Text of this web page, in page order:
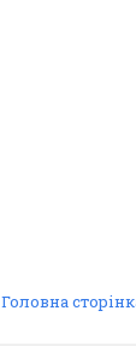
Головна